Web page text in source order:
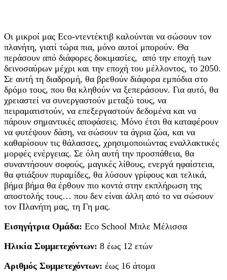
Οι μικροί μας Εco-ντεντέκτιβ καλούνται να σώσουν τον
πλανήτη, γιατί τώρα πια, μόνο αυτοί μπορούν. Θα
περάσουν από διάφορες δοκιμασίες, από την εποχή των
δεινοσαύρων μέχρι και την εποχή του μέλλοντος, το 2050.
Σε αυτή τη διαδρομή, θα βρεθούν διάφορα εμπόδια στο
δρόμο τους, που θα κληθούν να ξεπεράσουν. Για αυτό, θα
χρειαστεί να συνεργαστούν μεταξύ τους, να
πειραματιστούν, να επεξεργαστούν δεδομένα και να
πάρουν σημαντικές αποφάσεις. Μόνο έτσι θα καταφέρουν
να φυτέψουν δάση, να σώσουν τα άγρια ζώα, και να
καθαρίσουν τις θάλασσες, χρησιμοποιώντας εναλλακτικές
μορφές ενέργειας. Σε όλη αυτή την προσπάθεια, θα
συναντήσουν σοφούς, μαγικές λίθους, ενεργά ηφαίστεια,
θα φτιάξουν πυραμίδες, θα λύσουν γρίφους και τελικά,
βήμα βήμα θα έρθουν πιο κοντά στην εκπλήρωση της
αποστολής τους… που δεν είναι άλλη από το να σώσουν
τον Πλανήτη μας, τη Γη μας.
Εισηγήτρια Ομάδα: Eco School Μπλε Μέλισσα
Ηλικία Συμμετεχόντων: 8 έως 12 ετών
Αριθμός Συμμετεχόντων: έως 16 άτομα